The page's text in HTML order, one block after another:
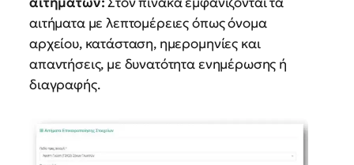
αιτήματα με λεπτομέρειες όπως όνομα
αρχείου, κατάσταση, ημερομηνίες και
απαντήσεις, με δυνατότητα ενημέρωσης ή
διαγραφής.